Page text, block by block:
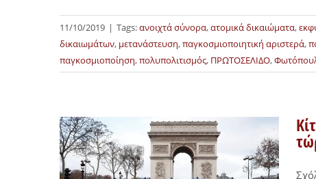
11/10/2019 | Tags:ανοιχτά σύνορα,ατομικά δικαιώματα,
δικαιωμάτων, μετανάστευση,παγκοσμιοποιητική αριστερά,
παγκοσμιοποίηση,πολυπολιτισμός, ΠΡΩΤΟΣΕΛΙΔΟ,